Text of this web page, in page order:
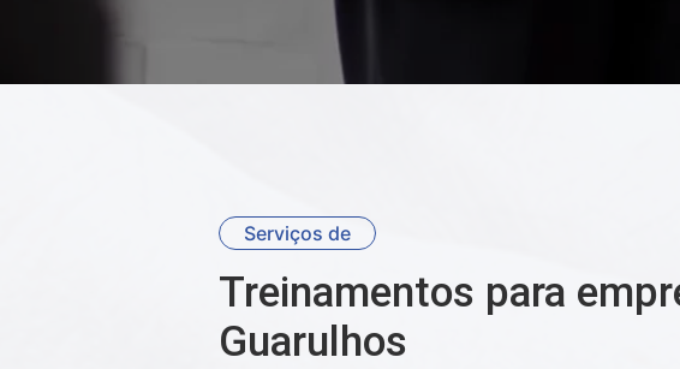
Serviços de
Treinamentos para
Guarulhos